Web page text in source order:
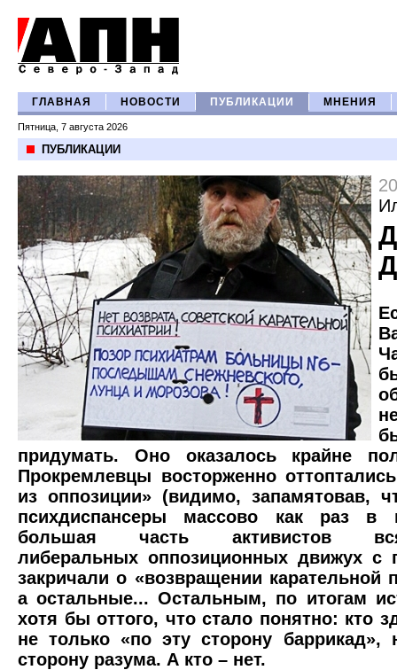
ГЛАВНАЯ НОВОСТИ ПУБЛИКАЦИИ МНЕНИЯ
Пятница, 7 августа 2026
ПУБЛИКАЦИИ
придумать. Оно оказалось крайне
Прокремлевцы восторженно
из оппозиции» (видимо, запамятовав,
психдиспансеры массово как раз в
большая часть активистов
либеральных оппозиционных движух с
закричали о «возвращении карательной
а остальные... Остальным, по итогам
хотя бы оттого, что стало понятно: кто
не только «по эту сторону
сторону разума. А кто – нет.